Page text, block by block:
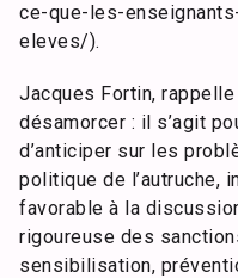
ce-que-les-
eleves/).
Jacques Fortin,
désamorcer : il s’agit
d’anticiper sur les
politique de l’autruche,
favorable à la
rigoureuse des
sensibilisation,